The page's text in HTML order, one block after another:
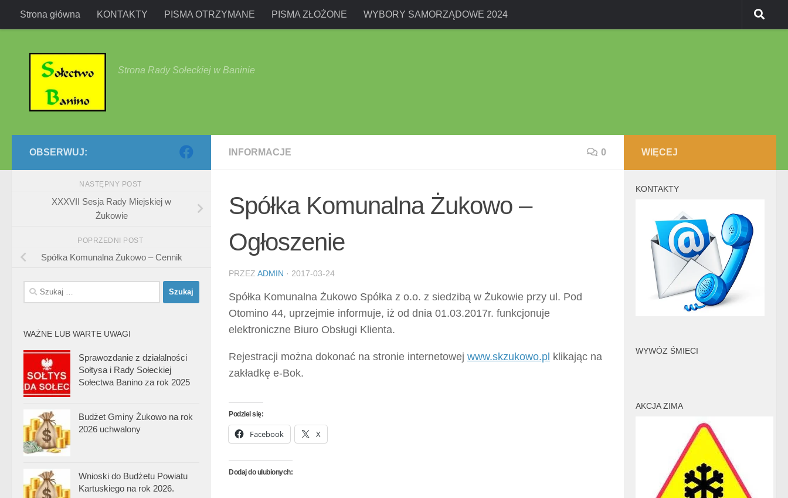
Przejdź do treści
Strona główna KONTAKTY PISMA OTRZYMANE PISMA ZŁOŻONE WYBORY SAMORZĄDOWE 2024
Strona Rady Sołeckiej w Baninie
INFORMACJE 0
Spółka Komunalna Żukowo –
Ogłoszenie
PRZEZ ADMIN · 2017-03-24
Spółka Komunalna Żukowo Spółka z o.o. z siedzibą w Żukowie przy ul. Pod
Otomino 44, uprzejmie informuje, iż od dnia 01.03.2017r. funkcjonuje
elektroniczne Biuro Obsługi Klienta.
Rejestracji można dokonać na stronie internetowej www.skzukowo.pl klikając na
zakładkę e-Bok.
Podziel się:
Facebook X
Dodaj do ulubionych:
OBSERWUJ:
NASTĘPNY POST
XXXVII Sesja Rady Miejskiej w
Żukowie
POPRZEDNI POST
Spółka Komunalna Żukowo – Cennik
Szukaj:
WAŻNE LUB WARTE UWAGI
Sprawozdanie z działalności
Sołtysa i Rady Sołeckiej
Sołectwa Banino za rok 2025
Budżet Gminy Żukowo na rok
2026 uchwalony
Wnioski do Budżetu Powiatu
Kartuskiego na rok 2026.
WIĘCEJ
KONTAKTY
WYWÓZ ŚMIECI
AKCJA ZIMA